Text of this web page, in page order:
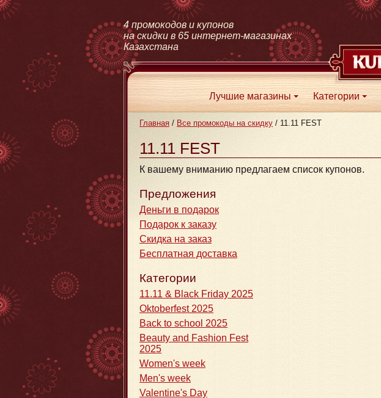
Главная / Все промокоды на скидку / 11.11 FEST
11.11 FEST
К вашему вниманию предлагаем список купонов.
Предложения
Деньги в подарок
Подарок к заказу
Скидка на заказ
Бесплатная доставка
Категории
11.11 & Black Friday 2025
Oktoberfest 2025
Back to school 2025
Beauty and Fashion Fest
2025
Women's week
Men's week
Valentine's Day
4 промокодов и купонов
на скидки в 65 интернет-магазинах
Казахстана
+
Лучшие магазины
+
Категории